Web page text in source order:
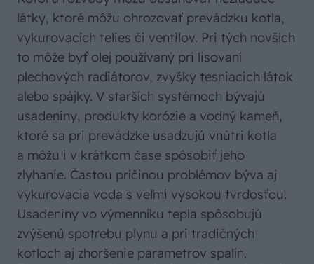
látky, ktoré môžu ohrozovať prevádzku kotla,
vykurovacích telies či ventilov. Pri tých novších
to môže byť olej používaný pri lisovaní
plechových radiátorov, zvyšky tesniacich látok
alebo spájky. V starších systémoch bývajú
usadeniny, produkty korózie a vodný kameň,
ktoré sa pri prevádzke usadzujú vnútri kotla
a môžu i v krátkom čase spôsobiť jeho
zlyhanie. Častou príčinou problémov býva aj
vykurovacia voda s veľmi vysokou tvrdosťou.
Usadeniny vo výmenníku tepla spôsobujú
zvýšenú spotrebu plynu a pri tradičných
kotloch aj zhoršenie parametrov spalín.